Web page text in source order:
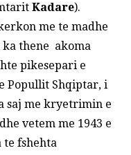
Kadare).
me te madhe
ka thene akoma
pikesepari e
Popullit Shqiptar, i
saj me kryetrimin e
dhe vetem me 1943 e
te fshehta